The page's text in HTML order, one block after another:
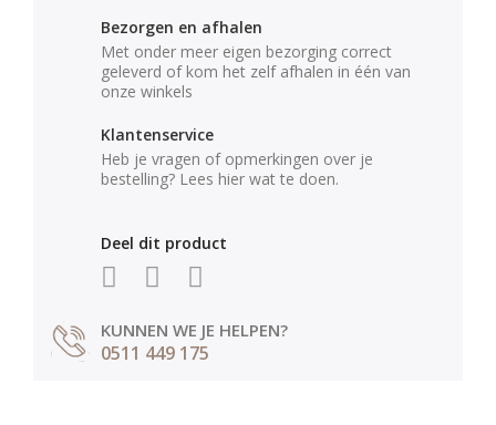
Bezorgen en afhalen
Met onder meer eigen bezorging correct
geleverd of kom het zelf afhalen in één van
onze winkels
Klantenservice
Heb je vragen of opmerkingen over je
bestelling? Lees hier wat te doen.
Deel dit product
KUNNEN WE JE HELPEN?
0511 449 175